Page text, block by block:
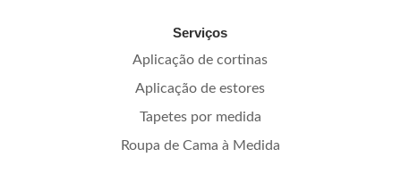
Serviços
Aplicação de cortinas
Aplicação de estores
Tapetes por medida
Roupa de Cama à Medida